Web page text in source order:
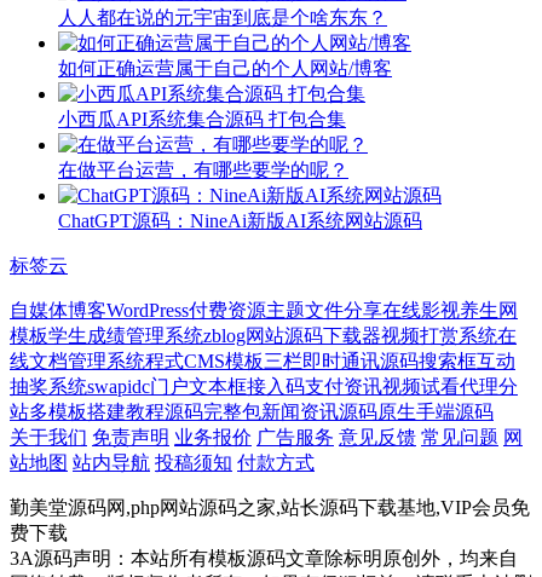
人人都在说的元宇宙到底是个啥东东？
如何正确运营属于自己的个人网站/博客
小西瓜API系统集合源码 打包合集
在做平台运营，有哪些要学的呢？
ChatGPT源码：NineAi新版AI系统网站源码
标签云
自媒体博客WordPress付费资源主题文件分享在线影视养生网
模板学生成绩管理系统zblog网站源码下载器视频打赏系统在
线文档管理系统程式CMS模板三栏即时通讯源码搜索框互动
抽奖系统swapidc门户文本框接入码支付资讯视频试看代理分
站多模板搭建教程源码完整包新闻资讯源码原生手端源码
关于我们 免责声明 业务报价 广告服务 意见反馈 常见问题 网
站地图 站内导航 投稿须知 付款方式
勤美堂源码网,php网站源码之家,站长源码下载基地,VIP会员免
费下载
3A源码声明：本站所有模板源码文章除标明原创外，均来自